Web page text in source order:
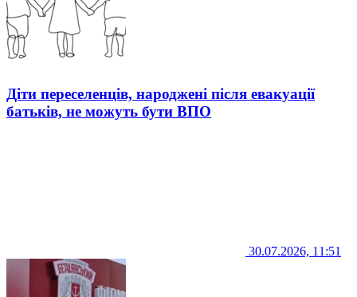
Діти переселенців, народжені після евакуації
батьків, не можуть бути ВПО
30.07.2026, 11:51